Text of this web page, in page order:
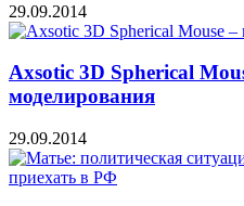
29.09.2014
Axsotic 3D Spherical
моделирования
29.09.2014